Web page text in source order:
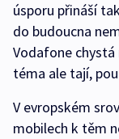
úsporu přináší
do budoucna
Vodafone
téma ale tají,
V evropském
mobilech k těm